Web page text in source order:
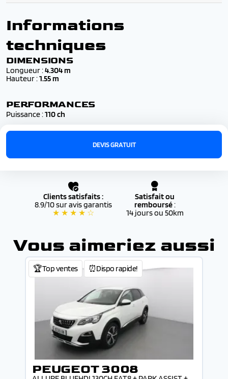
Informations
techniques
DIMENSIONS
Longueur :4.304 m
Hauteur :1.55 m
PERFORMANCES
Puissance :110 ch
DEVIS GRATUIT
Clients satisfaits :
8.9/10 sur avis garantis
★ ★ ★ ★ ☆
Satisfait ou
remboursé:
14 jours ou 50km
Vous aimeriez aussi
🏆Top ventes ⏰Dispo rapide!
PEUGEOT 3008